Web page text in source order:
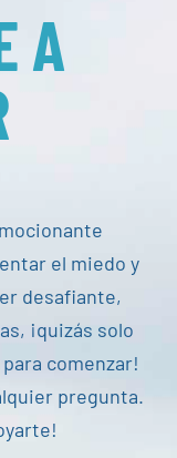
A
el miedo y
desafiante,
¡quizás solo
comenzar!
pregunta.